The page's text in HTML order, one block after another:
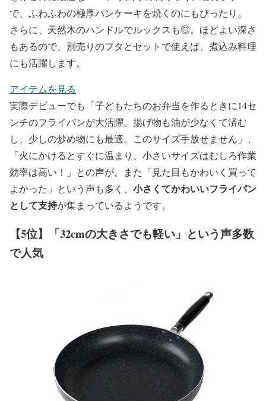
で、ふわふわの極厚パンケーキを焼くのにもぴったり。
さらに、天然木のハンドルでルックスも◎。ほどよい深さ
もあるので、別売りのフタとセットで使えば、煮込み料理
にも活躍します。
アイテムを見る
実際デビューでも「子どもたちのお弁当を作るときに14セ
ンチのフライパンが大活躍。揚げ物も油が少なくて済む
し、少しの炒め物にも最適。このサイズ手放せません」、
「火にかけるとすぐに温まり、小さいサイズはむしろ作業
効率は高い！」との声が。また「見た目もかわいく買って
よかった」という声も多く、 小さくてかわいいフライパン
として支持が集まっているようです。
【5位】「32cmの大きさでも軽い」という声多数
で人気